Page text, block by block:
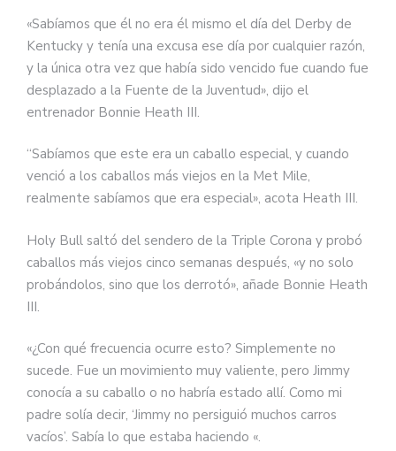
«Sabíamos que él no era él mismo el día del Derby de
Kentucky y tenía una excusa ese día por cualquier razón,
y la única otra vez que había sido vencido fue cuando fue
desplazado a la Fuente de la Juventud», dijo el
entrenador Bonnie Heath III.
“Sabíamos que este era un caballo especial, y cuando
venció a los caballos más viejos en la Met Mile,
realmente sabíamos que era especial», acota Heath III.
Holy Bull saltó del sendero de la Triple Corona y probó
caballos más viejos cinco semanas después, «y no solo
probándolos, sino que los derrotó», añade Bonnie Heath
III.
«¿Con qué frecuencia ocurre esto? Simplemente no
sucede. Fue un movimiento muy valiente, pero Jimmy
conocía a su caballo o no habría estado allí. Como mi
padre solía decir, ‘Jimmy no persiguió muchos carros
vacíos’. Sabía lo que estaba haciendo «.